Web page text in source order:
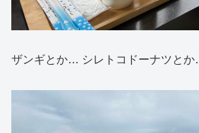
ザンギとか… シレトコドーナツと